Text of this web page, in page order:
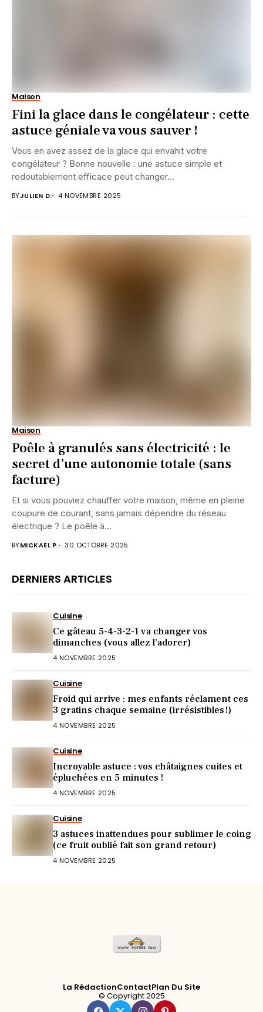
Maison
Fini la glace dans le congélateur : cette
astuce géniale va vous sauver !
Vous en avez assez de la glace qui envahit votre
congélateur ? Bonne nouvelle : une astuce simple et
redoutablement efficace peut changer...
BYJULIEN D. 4 NOVEMBRE 2025
Maison
Poêle à granulés sans électricité : le
secret d’une autonomie totale (sans
facture)
Et si vous pouviez chauffer votre maison, même en pleine
coupure de courant, sans jamais dépendre du réseau
électrique ? Le poêle à...
BYMICKAEL P. 30 OCTOBRE 2025
DERNIERS ARTICLES
Cuisine
Ce gâteau 5-4-3-2-1 va changer vos
dimanches (vous allez l’adorer)
4 NOVEMBRE 2025
Cuisine
Froid qui arrive : mes enfants réclament ces
3 gratins chaque semaine (irrésistibles !)
4 NOVEMBRE 2025
Cuisine
Incroyable astuce : vos châtaignes cuites et
épluchées en 5 minutes !
4 NOVEMBRE 2025
Cuisine
3 astuces inattendues pour sublimer le coing
(ce fruit oublié fait son grand retour)
4 NOVEMBRE 2025
La RédactionContactPlan Du Site
© Copyright 2025